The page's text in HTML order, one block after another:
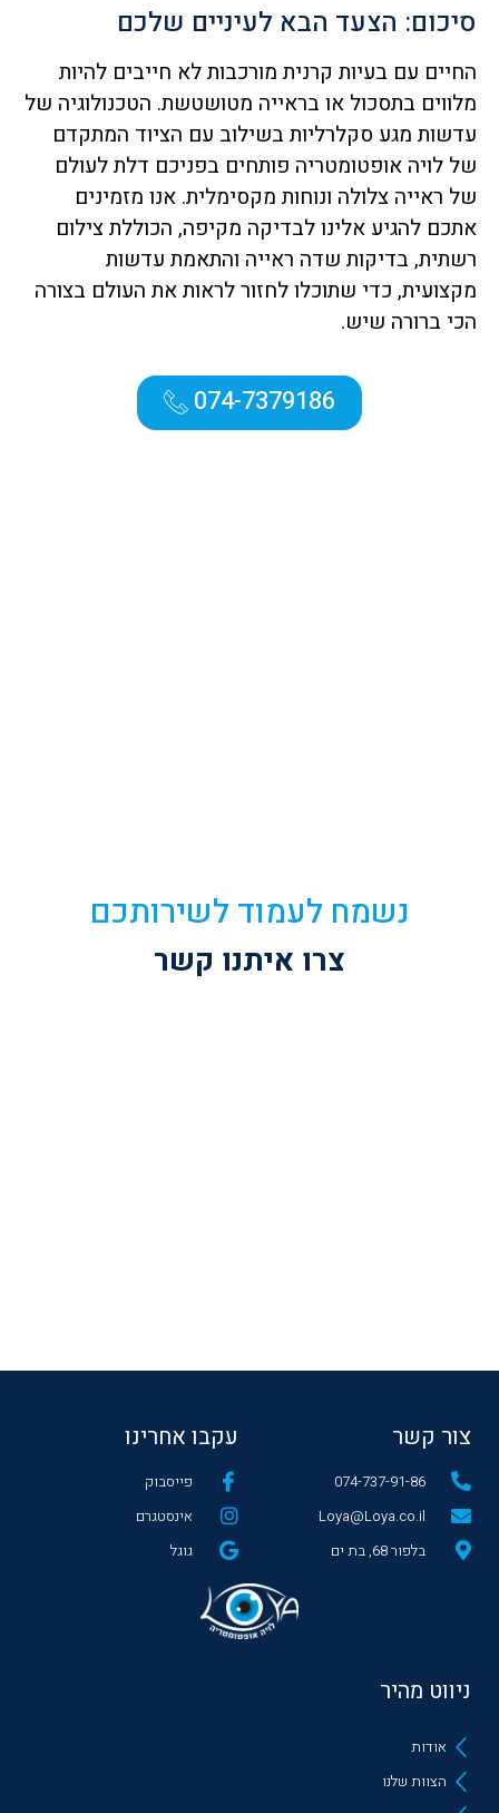
סיכום: הצעד הבא לעיניים שלכם
החיים עם בעיות קרנית מורכבות לא חייבים להיות
מלווים בתסכול או בראייה מטושטשת. הטכנולוגיה של
עדשות מגע סקלרליות בשילוב עם הציוד המתקדם
של לויה אופטומטריה פותחים בפניכם דלת לעולם
של ראייה צלולה ונוחות מקסימלית. אנו מזמינים
אתכם להגיע אלינו לבדיקה מקיפה, הכוללת צילום
רשתית, בדיקות שדה ראייה והתאמת עדשות
מקצועית, כדי שתוכלו לחזור לראות את העולם בצורה
הכי ברורה שיש.
074-7379186
נשמח לעמוד לשירותכם
צרו איתנו קשר
צור קשר
074-737-91-86
Loya@Loya.co.il
בלפור 68, בת ים
עקבו אחרינו
פייסבוק
אינסטגרם
גוגל
ניווט מהיר
אודות
הצוות שלנו